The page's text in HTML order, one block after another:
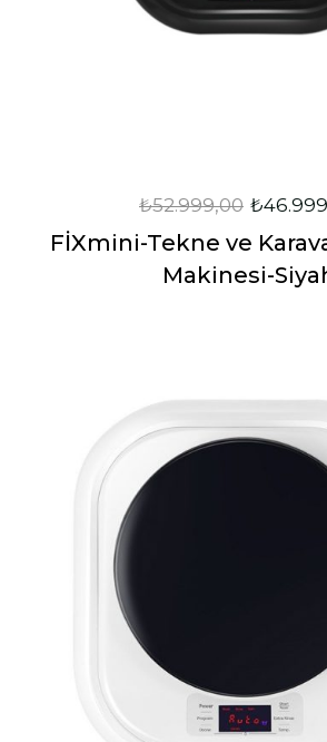
₺52.999,00 ₺
FİXmini-Tekne ve
Makinesi-